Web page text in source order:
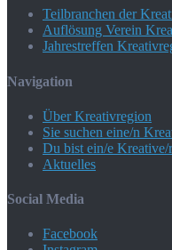
Teilbranchen der
Auflösung Verein
Jahrestreffen
Navigation
Über Kreativregion
Sie suchen eine/n
Du bist ein/e Kreative/
Aktuelles
Social Media
Facebook